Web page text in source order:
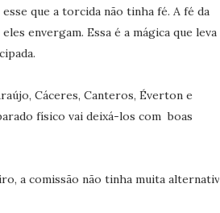
que a torcida não tinha fé. A fé da
envergam. Essa é a mágica que leva
Cáceres, Canteros, Éverton e
físico vai deixá-los com boas
a comissão não tinha muita alternativa